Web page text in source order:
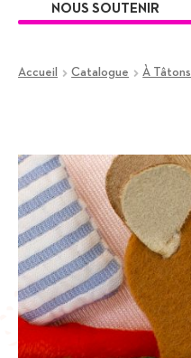
NOUS SOUTENIR
Accueil Catalogue À Tâtons